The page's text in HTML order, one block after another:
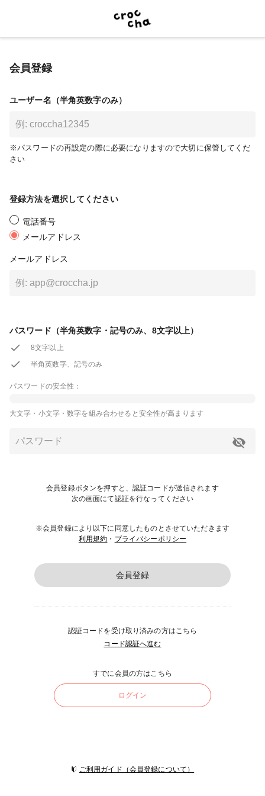
会員登録
ユーザー名（半角英数字のみ）
※パスワードの再設定の際に必要になりますので大切に保管してくだ
さい
登録方法を選択してください
電話番号
メールアドレス
メールアドレス
パスワード（半角英数字・記号のみ、8文字以上）
8文字以上
半角英数字、記号のみ
パスワードの安全性：
大文字・小文字・数字を組み合わせると安全性が高まります
会員登録ボタンを押すと、認証コードが送信されます
次の画面にて認証を行なってください
※会員登録により以下に同意したものとさせていただきます
利用規約 ・ プライバシーポリシー
会員登録
認証コードを受け取り済みの方はこちら
コード認証へ進む
すでに会員の方はこちら
ログイン
ご利用ガイド（会員登録について）